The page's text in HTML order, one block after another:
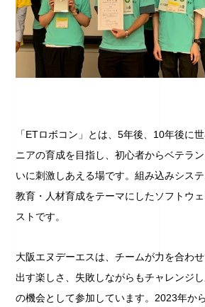
「ETロボコン」とは、5年後、10年後に
ニアの育成を目指し、初心者からベテラ
いに刺激しあえる場です。組み込みシス
教育・人材育成をテーマにしたソフトウ
ストです。
大阪エヌデーエスは、チームが力を合わ
出す楽しさ、失敗しながらもチャレンジ
の機会として参加しています。2023年か